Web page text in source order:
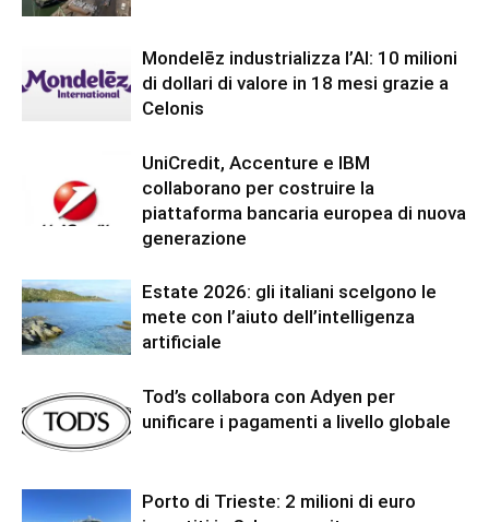
Mondelēz industrializza l’AI: 10 milioni
di dollari di valore in 18 mesi grazie a
Celonis
UniCredit, Accenture e IBM
collaborano per costruire la
piattaforma bancaria europea di nuova
generazione
Estate 2026: gli italiani scelgono le
mete con l’aiuto dell’intelligenza
artificiale
Tod’s collabora con Adyen per
unificare i pagamenti a livello globale
Porto di Trieste: 2 milioni di euro